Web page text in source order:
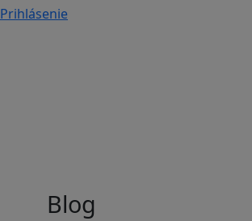
Prihlásenie
Blog